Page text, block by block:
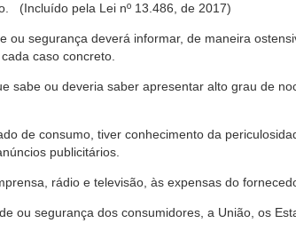
(Incluído pela Lei nº 13.486, de 2017)
segurança deverá informar, de maneira
caso concreto.
ou deveria saber apresentar alto grau de
de consumo, tiver conhecimento da
publicitários.
rádio e televisão, às expensas do
ou segurança dos consumidores, a União, os